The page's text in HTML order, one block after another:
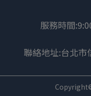
服務時間
聯絡地址:台北市